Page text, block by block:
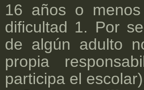
16 años o
dificultad 1. Por
de algún adulto
propia
participa el